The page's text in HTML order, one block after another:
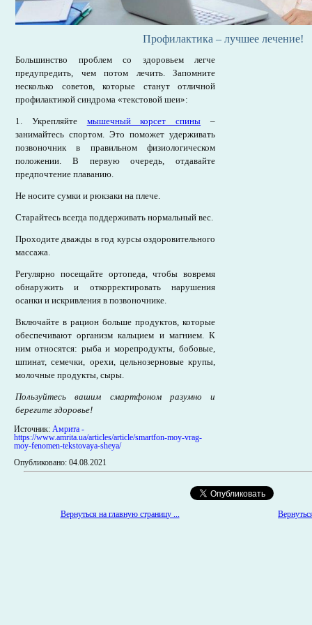
Профилактика – лучшее лечение!
Большинство проблем со здоровьем легче
предупредить, чем потом лечить. Запомните
несколько советов, которые станут отличной
профилактикой синдрома «текстовой шеи»:
1. Укрепляйте мышечный корсет спины –
занимайтесь спортом. Это поможет удерживать
позвоночник в правильном физиологическом
положении. В первую очередь, отдавайте
предпочтение плаванию.
Не носите сумки и рюкзаки на плече.
Старайтесь всегда поддерживать нормальный вес.
Проходите дважды в год курсы оздоровительного
массажа.
Регулярно посещайте ортопеда, чтобы вовремя
обнаружить и откорректировать нарушения
осанки и искривления в позвоночнике.
Включайте в рацион больше продуктов, которые
обеспечивают организм кальцием и магнием. К
ним относятся: рыба и морепродукты, бобовые,
шпинат, семечки, орехи, цельнозерновые крупы,
молочные продукты, сыры.
Пользуйтесь вашим смартфоном разумно и
берегите здоровье!
Источник: Амрита -
https://www.amrita.ua/articles/article/smartfon-moy-vrag-
moy-fenomen-tekstovaya-sheya/
Опубликовано: 04.08.2021
Вернуться на главную страницу ...